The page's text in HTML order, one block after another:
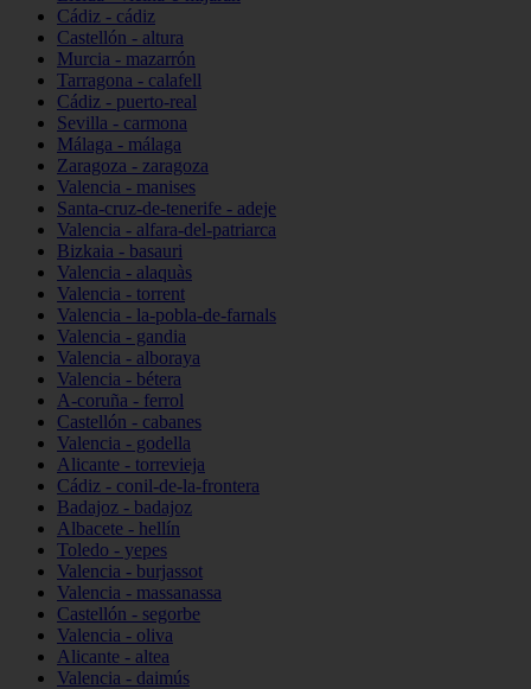
Cádiz - cádiz
Castellón - altura
Murcia - mazarrón
Tarragona - calafell
Cádiz - puerto-real
Sevilla - carmona
Málaga - málaga
Zaragoza - zaragoza
Valencia - manises
Santa-cruz-de-tenerife - adeje
Valencia - alfara-del-patriarca
Bizkaia - basauri
Valencia - alaquàs
Valencia - torrent
Valencia - la-pobla-de-farnals
Valencia - gandia
Valencia - alboraya
Valencia - bétera
A-coruña - ferrol
Castellón - cabanes
Valencia - godella
Alicante - torrevieja
Cádiz - conil-de-la-frontera
Badajoz - badajoz
Albacete - hellín
Toledo - yepes
Valencia - burjassot
Valencia - massanassa
Castellón - segorbe
Valencia - oliva
Alicante - altea
Valencia - daimús